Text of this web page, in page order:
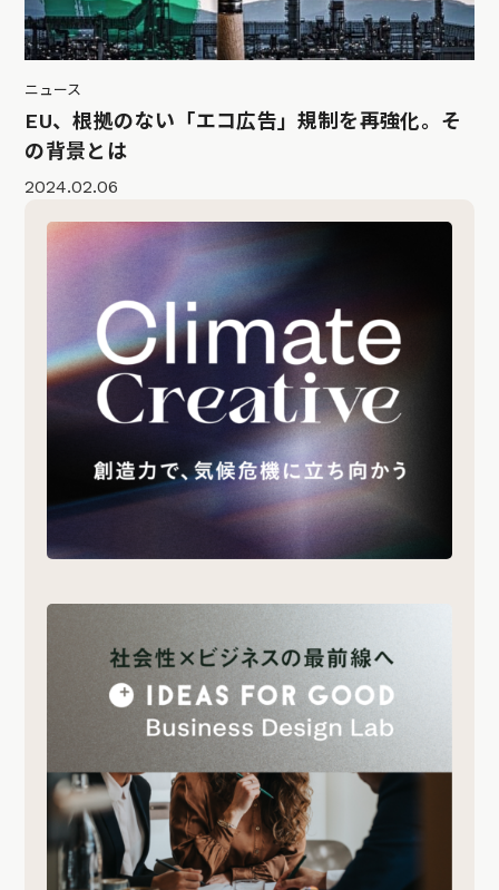
ニュース
EU、根拠のない「エコ広告」規制を再強化。そ
の背景とは
2024.02.06